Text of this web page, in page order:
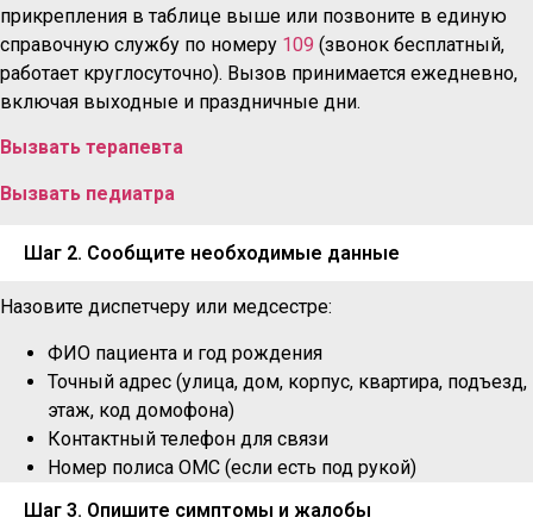
прикрепления в таблице выше или позвоните в единую
справочную службу по номеру 109 (звонок бесплатный,
работает круглосуточно). Вызов принимается ежедневно,
включая выходные и праздничные дни.
Вызвать терапевта
Вызвать педиатра
Шаг 2. Сообщите необходимые данные
Назовите диспетчеру или медсестре:
ФИО пациента и год рождения
Точный адрес (улица, дом, корпус, квартира, подъезд,
этаж, код домофона)
Контактный телефон для связи
Номер полиса ОМС (если есть под рукой)
Шаг 3. Опишите симптомы и жалобы